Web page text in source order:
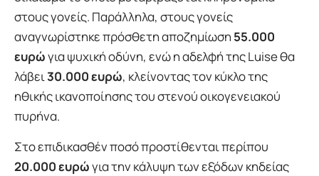
στους γονείς. Παράλληλα, στους γονείς
αναγνωρίστηκε πρόσθετη αποζημίωση 55.000
ευρώγια ψυχική οδύνη, ενώ η αδελφή της Luise θα
λάβει30.000 ευρώ, κλείνοντας τον κύκλο της
ηθικής ικανοποίησης του στενού οικογενειακού
πυρήνα.
Στο επιδικασθέν ποσό προστίθενται περίπου
20.000 ευρώγια την κάλυψη των εξόδων κηδείας